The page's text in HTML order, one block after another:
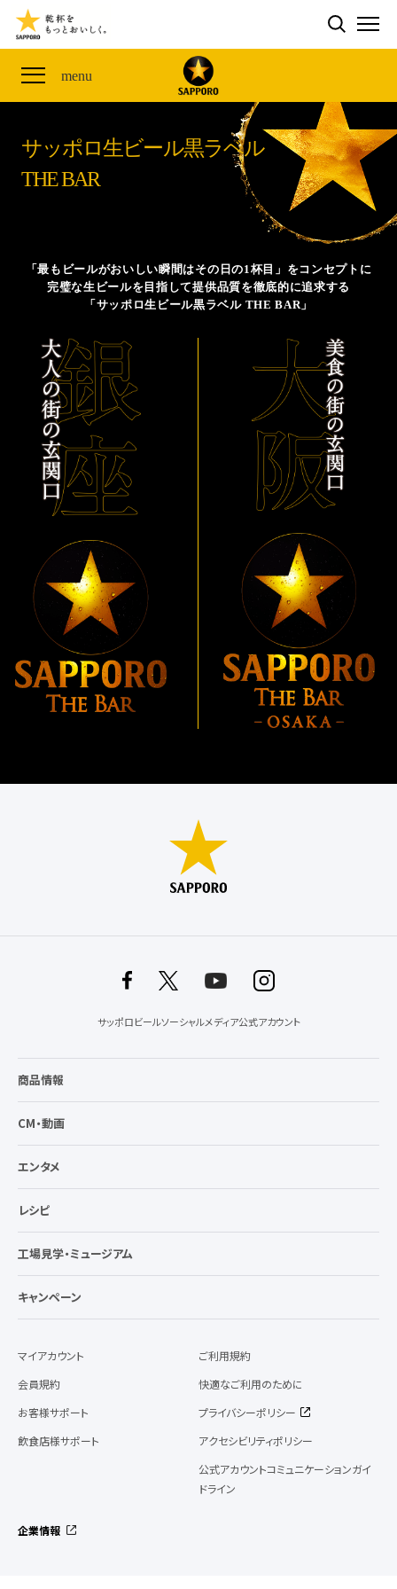
検索する
menu
THE PERFECT 黒ラベル WAGON 出展FES
ザ・パーフェクト黒ラベル アワード
「満天☆青空レストラン」コラボキャンペーン
山本由伸選手応援プロジェクト「GET A STAR
YOSHINOBU」
黒ラベル×『エヴァンゲリオン』30th Anniv.
サッポロ生ビール黒ラベル 『THE STAR JAM』
「丸くなるな、☆星になれ。」限定デザイン缶数量限
定発売
サッポロ生ビール黒ラベル THE SHOP
CLUB 黒ラベル
サッポロ生ビール黒ラベル
オカズデザインが提案する
ザ・パーフェクト黒ラベル
サッポロ生ビール黒ラベル THE BAR
ザ・パーフェクト黒ラベルが飲めるお店
CLUB 黒ラベル
サッポロ生ビール黒ラベル
THE BAR
「最もビールがおいしい瞬間はその日の1杯目」をコンセプトに
完璧な生ビールを目指して提供品質を徹底的に追求する
「サッポロ生ビール黒ラベル THE BAR」
サッポロビールソーシャルメディア公式アカウント
商品情報
CM・動画
エンタメ
レシピ
工場見学・ミュージアム
キャンペーン
マイアカウント
会員規約
お客様サポート
飲食店様サポート
ご利用規約
快適なご利用のために
プライバシーポリシー
アクセシビリティポリシー
公式アカウントコミュニケーションガイ
ドライン
企業情報